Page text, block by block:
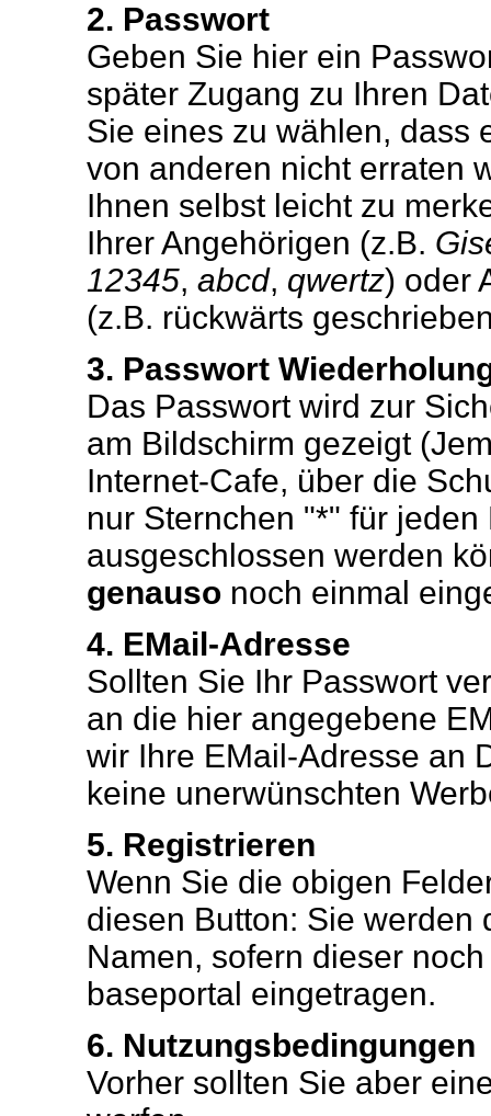
2. Passwort
Geben Sie hier ein
später Zugang zu Ihren
Sie eines zu wählen, dass
von anderen nicht erraten
Ihnen selbst leicht zu
Ihrer Angehörigen (z.B.
12345, abcd, qwertz) oder
(z.B. rückwärts
3. Passwort
Das Passwort wird zur
am Bildschirm gezeigt
Internet-Cafe, über die
nur Sternchen "*" für
ausgeschlossen werden
genausonoch einmal
4. EMail-Adresse
Sollten Sie Ihr Passwort
an die hier angegebene
wir Ihre EMail-Adresse an
keine unerwünschten
5. Registrieren
Wenn Sie die obigen
diesen Button: Sie werden
Namen, sofern dieser
baseportal eingetragen.
6. Nutzungsbedingungen
Vorher sollten Sie aber